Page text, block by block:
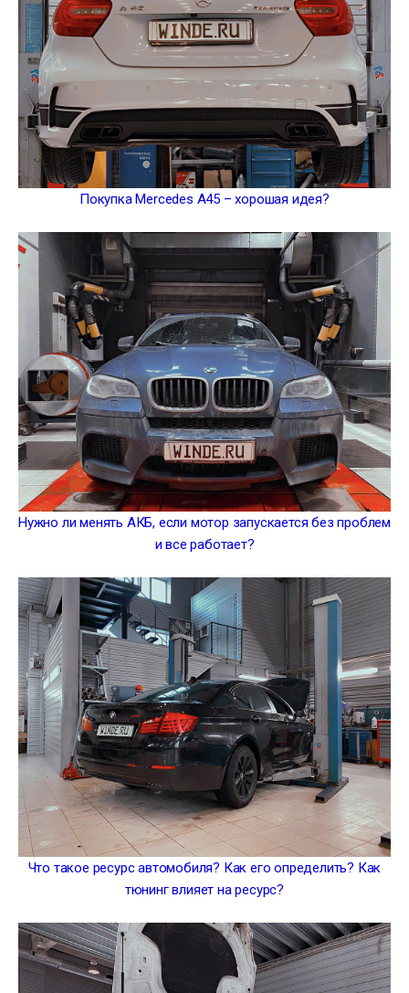
Покупка Mercedes A45 – хорошая идея?
Нужно ли менять АКБ, если мотор запускается без проблем
и все работает?
Что такое ресурс автомобиля? Как его определить? Как
тюнинг влияет на ресурс?